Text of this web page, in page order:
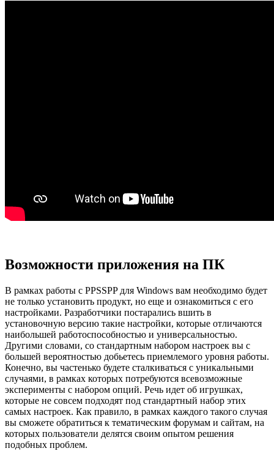
Возможности приложения на ПК
В рамках работы с PPSSPP для Windows вам необходимо будет
не только установить продукт, но еще и ознакомиться с его
настройками. Разработчики постарались вшить в
установочную версию такие настройки, которые отличаются
наибольшей работоспособностью и универсальностью.
Другими словами, со стандартным набором настроек вы с
большей вероятностью добьетесь приемлемого уровня работы.
Конечно, вы частенько будете сталкиваться с уникальными
случаями, в рамках которых потребуются всевозможные
эксперименты с набором опций. Речь идет об игрушках,
которые не совсем подходят под стандартный набор этих
самых настроек. Как правило, в рамках каждого такого случая
вы сможете обратиться к тематическим форумам и сайтам, на
которых пользователи делятся своим опытом решения
подобных проблем.